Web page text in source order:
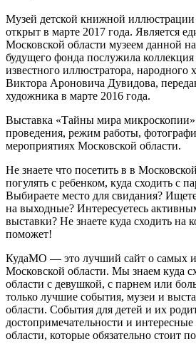
Музей детской книжной
открыт в марте 2017 года. Является
Московской области музеем данной
будущего фонда послужила
известного иллюстратора, народного
Виктора Ароновича Дувидова,
художника в марте 2016 года.
Выставка «Тайны мира
проведения, режим работы,
мероприятиях Московской области.
Не знаете что посетить в в
погулять с ребенком, куда сходить с
Выбираете место для свидания?
на выходные? Интересуетесь
выставки? Не знаете куда сходить на
поможет!
КудаМО — это лучший сайт о самых
Московской области. Мы знаем куда
области с девушкой, с парнем или
только лучшие события, музеи и
области. События для детей и их
достопримечательности и
области, которые обязательно стоит